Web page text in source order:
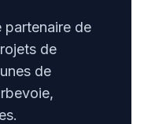
partenaire de
de
de